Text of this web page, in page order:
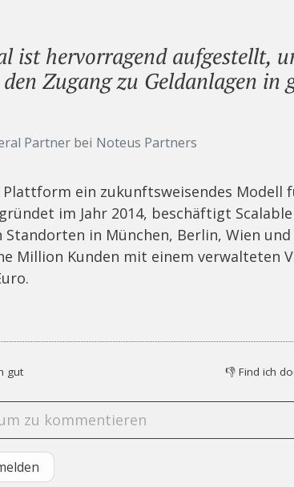
ist hervorragend aufgestellt,
Zugang zu Geldanlagen in
Partner bei Noteus Partners
Plattform ein zukunftsweisendes Modell
im Jahr 2014, beschäftigt
in München, Berlin, Wien und
Million Kunden mit einem verwalteten
gut 👎 Find ich